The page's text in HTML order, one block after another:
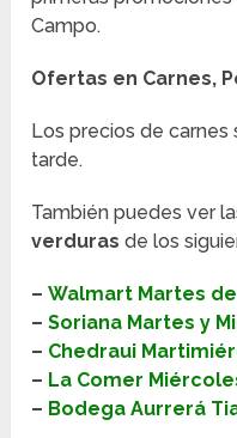
Campo.
Ofertas en Carnes,
Los precios de carnes
tarde.
También puedes ver
verduras de los
–Walmart Martes
–Soriana Martes y
– Chedraui
– La Comer
– Bodega Aurrerá